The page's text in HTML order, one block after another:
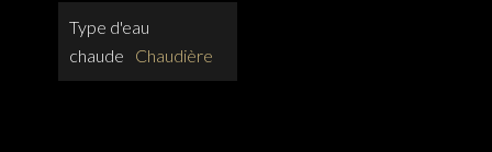
Type d'eau
chaude
Chaudière